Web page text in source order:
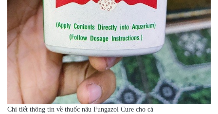
Chi tiết thông tin về thuốc nâu Fungazol Cure cho cá